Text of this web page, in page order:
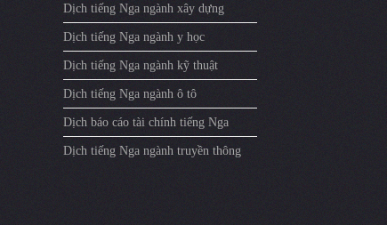
Dịch tiếng Nga ngành xây dựng
Dịch tiếng Nga ngành y học
Dịch tiếng Nga ngành kỹ thuật
Dịch tiếng Nga ngành ô tô
Dịch báo cáo tài chính tiếng Nga
Dịch tiếng Nga ngành truyền thông